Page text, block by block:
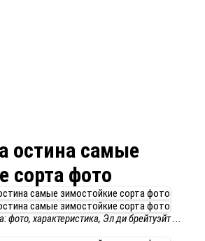
остина самые
сорта фото
характеристика, Эл ди брейтуэйт ...